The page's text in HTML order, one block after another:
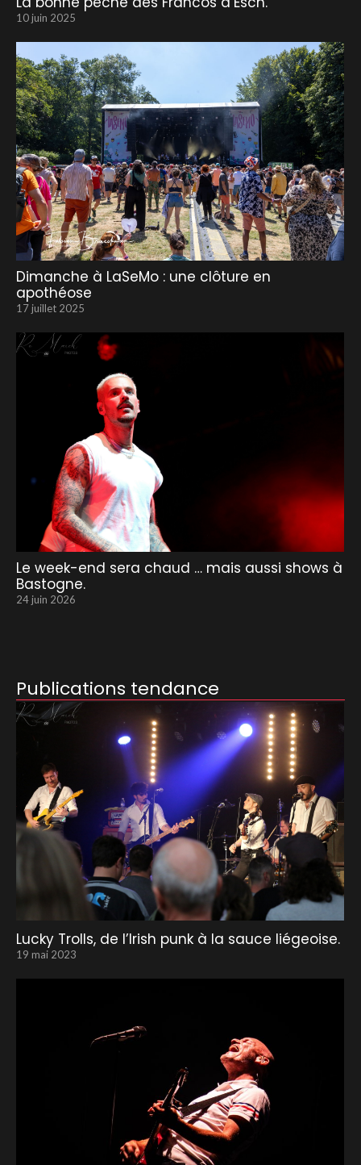
10 juin 2025
Dimanche à LaSeMo : une clôture en
apothéose
17 juillet 2025
Le week-end sera chaud … mais aussi shows à
Bastogne.
24 juin 2026
Publications tendance
Lucky Trolls, de l’Irish punk à la sauce liégeoise.
19 mai 2023